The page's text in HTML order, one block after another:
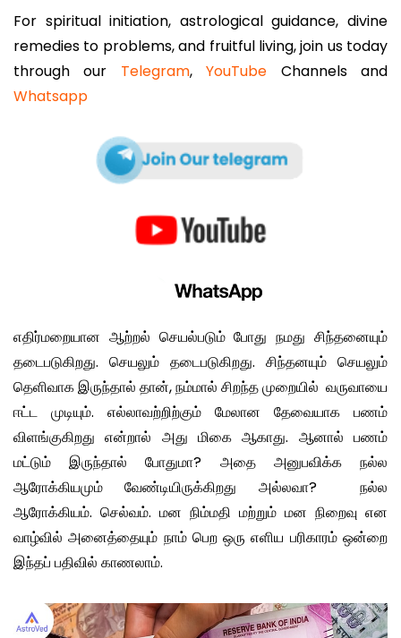
For spiritual initiation, astrological guidance, divine
remedies to problems, and fruitful living, join us today
through our Telegram,YouTube Channels and
Whatsapp
எதிர்மறையான ஆற்றல் செயல்படும் போது நமது சிந்தனையும்
தடைபடுகிறது. செயலும் தடைபடுகிறது. சிந்தனயும் செயலும்
தெளிவாக இருந்தால் தான், நம்மால் சிறந்த முறையில் வருவாயை
ஈட்ட முடியும். எல்லாவற்றிற்கும் மேலான தேவையாக பணம்
விளங்குகிறது என்றால் அது மிகை ஆகாது. ஆனால் பணம்
மட்டும் இருந்தால் போதுமா? அதை அனுபவிக்க நல்ல
ஆரோக்கியமும் வேண்டியிருக்கிறது அல்லவா? நல்ல
ஆரோக்கியம். செல்வம். மன நிம்மதி மற்றும் மன நிறைவு என
வாழ்வில் அனைத்தையும் நாம் பெற ஒரு எளிய பரிகாரம் ஒன்றை
இந்தப் பதிவில் காணலாம்.